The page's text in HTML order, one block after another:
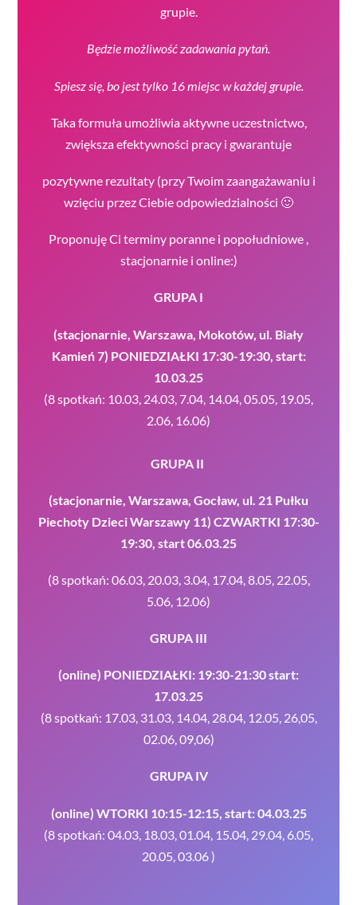
grupie.
Będzie możliwość zadawania pytań.
Spiesz się, bo jest tylko 16miejsc w każdej grupie.
Taka formuła umożliwia aktywne uczestnictwo,
zwiększa efektywności pracy i gwarantuje
pozytywne rezultaty (przy Twoim zaangażawaniu i
wzięciu przez Ciebie odpowiedzialności 🙂
Proponuję Ci terminy poranne i popołudniowe ,
stacjonarnie i online:)
GRUPA I
(stacjonarnie, Warszawa, Mokotów, ul. Biały
Kamień 7) PONIEDZIAŁKI 17:30-19:30, start:
10.03.25
(8 spotkań: 10.03, 24.03, 7.04, 14.04, 05.05, 19.05,
2.06, 16.06)
GRUPA II
(stacjonarnie, Warszawa, Gocław, ul. 21 Pułku
Piechoty Dzieci Warszawy 11) CZWARTKI 17:30-
19:30, start 06.03.25
(8 spotkań: 06.03, 20.03, 3.04, 17.04, 8.05, 22.05,
5.06, 12.06)
GRUPA III
(online) PONIEDZIAŁKI: 19:30-21:30 start:
17.03.25
(8 spotkań: 17.03, 31.03, 14.04, 28.04, 12.05, 26,05,
02.06, 09,06)
GRUPA IV
(online) WTORKI 10:15-12:15, start: 04.03.25
(8 spotkań: 04.03, 18.03, 01.04, 15.04, 29.04, 6.05,
20.05, 03.06 )